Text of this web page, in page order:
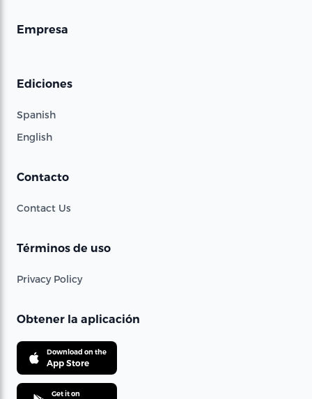
Empresa
Ediciones
Spanish
English
Contacto
Contact Us
Términos de uso
Privacy Policy
Obtener la aplicación
Download on the
App Store
Get it on